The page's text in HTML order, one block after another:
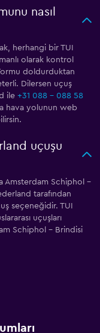
nasıl
herhangi bir TUI
olarak kontrol
doldurduktan
Dilersen uçuş
ile +31 088 - 088 58
hava yolunun web
uçuşu
Amsterdam Schiphol -
tarafından
seçeneğidir. TUI
uçuşları
Schiphol - Brindisi